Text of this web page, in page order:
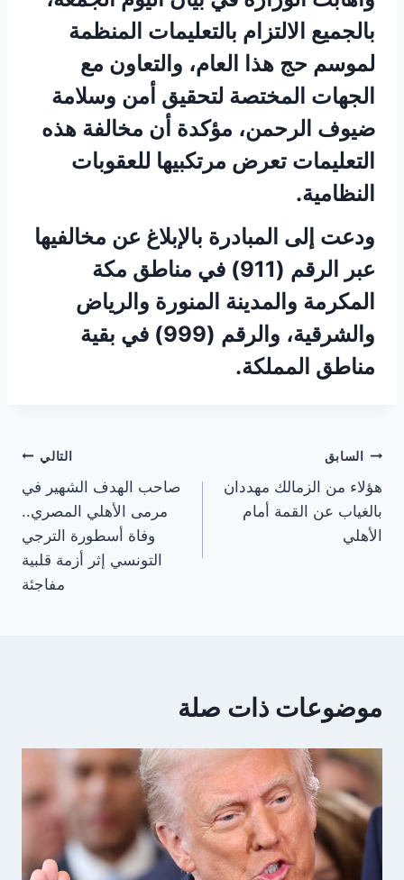
بالجميع الالتزام بالتعليمات المنظمة
لموسم حج هذا العام، والتعاون مع
الجهات المختصة لتحقيق أمن وسلامة
ضيوف الرحمن، مؤكدة أن مخالفة هذه
التعليمات تعرض مرتكبيها للعقوبات
النظامية.
ودعت إلى المبادرة بالإبلاغ عن مخالفيها
عبر الرقم (911) في مناطق مكة
المكرمة والمدينة المنورة والرياض
والشرقية، والرقم (999) في بقية
مناطق المملكة.
تصفّح
المقالات
السابق
هؤلاء من الزمالك مهددان
بالغياب عن القمة أمام
الأهلي
التالي
صاحب الهدف الشهير في
مرمى الأهلي المصري..
وفاة أسطورة الترجي
التونسي إثر أزمة قلبية
مفاجئة
موضوعات ذات صلة